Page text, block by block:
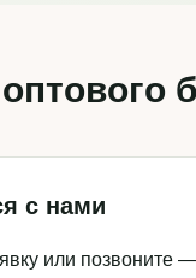
с нами
или позвоните